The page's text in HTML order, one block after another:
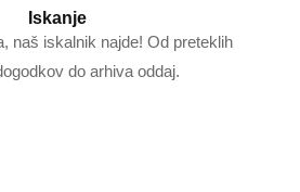
Iskanje
naš iskalnik najde! Od preteklih
do arhiva oddaj.